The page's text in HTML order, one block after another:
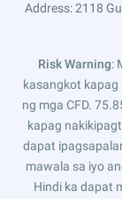
Address: 2118
Risk Warning:
kasangkot kapag
ng mga CFD.
kapag
dapat
mawala sa iyo
Hindi ka dapat